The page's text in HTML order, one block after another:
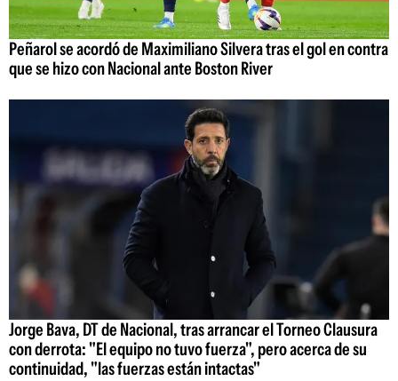
Peñarol se acordó de Maximiliano Silvera tras el gol en contra
que se hizo con Nacional ante Boston River
Jorge Bava, DT de Nacional, tras arrancar el Torneo Clausura
con derrota: "El equipo no tuvo fuerza", pero acerca de su
continuidad, "las fuerzas están intactas"